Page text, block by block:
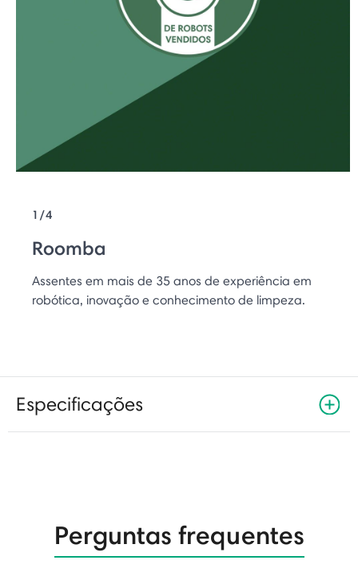
1/4
Roomba
Assentes em mais de 35 anos de experiência em
robótica, inovação e conhecimento de limpeza.
Especificações
Perguntas frequentes